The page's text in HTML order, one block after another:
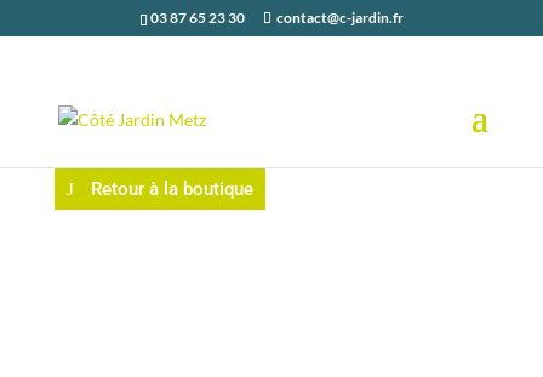
03 87 65 23 30 contact@c-jardin.fr
Retour à la boutique